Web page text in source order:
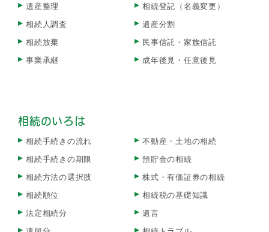
遺産整理
相続人調査
相続放棄
事業承継
相続登記（名義変更）
遺産分割
民事信託・家族信託
成年後見・任意後見
相続のいろは
相続手続きの流れ
相続手続きの期限
相続方法の選択肢
相続順位
法定相続分
不動産・土地の相続
預貯金の相続
株式・有価証券の相続
相続税の基礎知識
遺言